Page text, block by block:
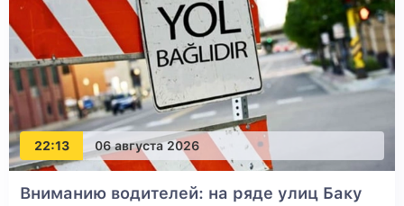
22:13 06 августа 2026
Вниманию водителей: на ряде улиц Баку